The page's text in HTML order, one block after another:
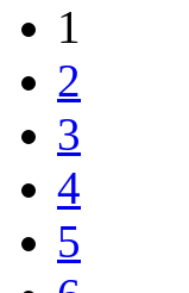
1
2
3
4
5